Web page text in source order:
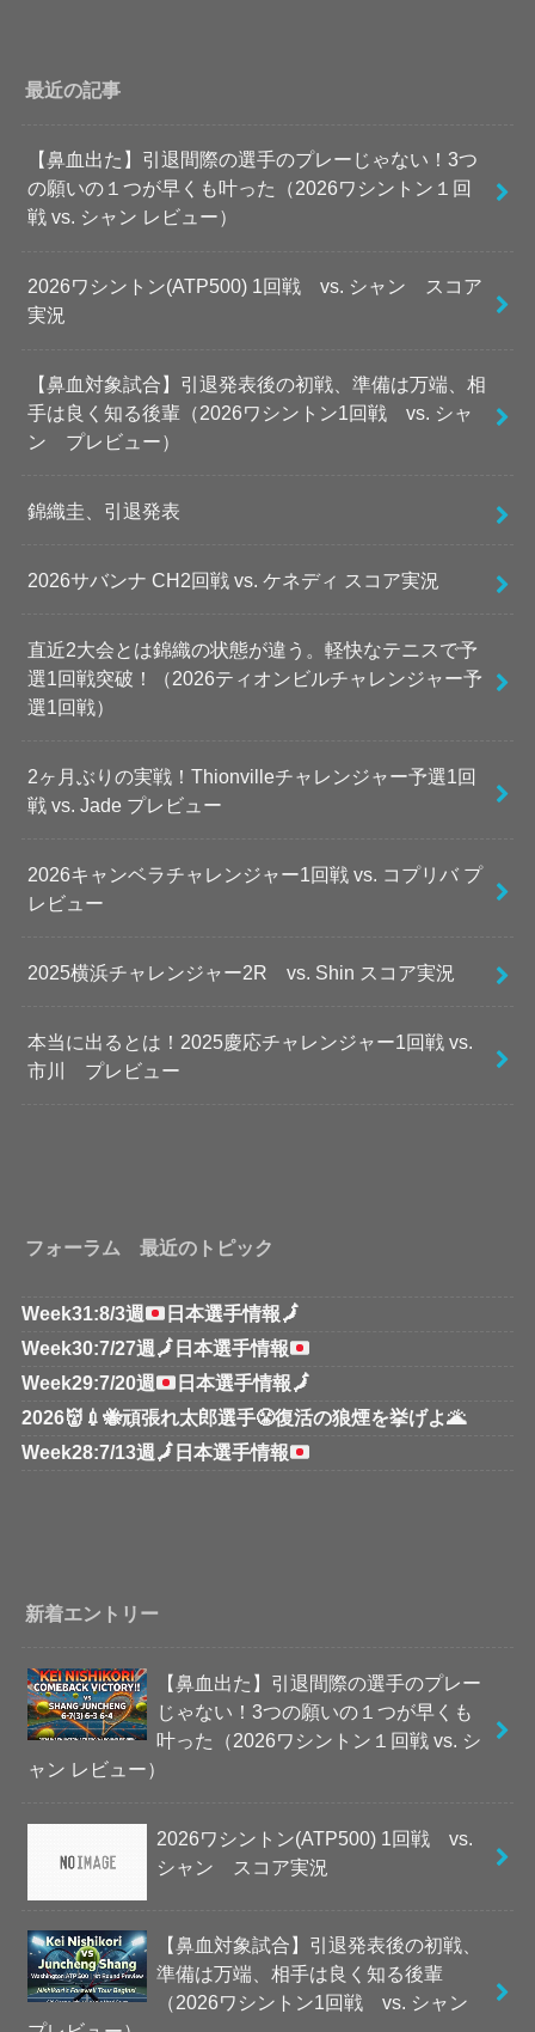
最近の記事
【鼻血出た】引退間際の選手のプレーじゃない！3つ
の願いの１つが早くも叶った（2026ワシントン１回
戦 vs. シャン レビュー）
2026ワシントン(ATP500) 1回戦 vs. シャン スコア
実況
【鼻血対象試合】引退発表後の初戦、準備は万端、相
手は良く知る後輩（2026ワシントン1回戦 vs. シャ
ン プレビュー）
錦織圭、引退発表
2026サバンナ CH2回戦 vs. ケネディ スコア実況
直近2大会とは錦織の状態が違う。軽快なテニスで予
選1回戦突破！（2026ティオンビルチャレンジャー予
選1回戦）
2ヶ月ぶりの実戦！Thionvilleチャレンジャー予選1回
戦 vs. Jade プレビュー
2026キャンベラチャレンジャー1回戦 vs. コプリバ プ
レビュー
2025横浜チャレンジャー2R vs. Shin スコア実況
本当に出るとは！2025慶応チャレンジャー1回戦 vs.
市川 プレビュー
フォーラム 最近のトピック
Week31:8/3週 日本選手情報🗾
Week30:7/27週 🗾 日本選手情報
Week29:7/20週
日本選手情報🗾
2026👹💉🐝頑張れ太郎選手😤復活の狼煙を挙げよ🌋
Week28:7/13週 🗾 日本選手情報
新着エントリー
【鼻血出た】引退間際の選手のプレー
じゃない！3つの願いの１つが早くも
叶った（2026ワシントン１回戦 vs. シ
ャン レビュー）
2026ワシントン(ATP500) 1回戦 vs.
シャン スコア実況
【鼻血対象試合】引退発表後の初戦、
準備は万端、相手は良く知る後輩
（2026ワシントン1回戦 vs. シャン